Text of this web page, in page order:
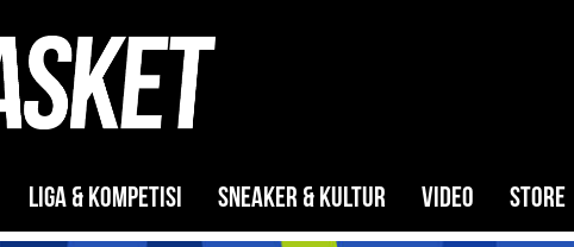
LIGA & KOMPETISI SNEAKER & KULTUR VIDEO STORE